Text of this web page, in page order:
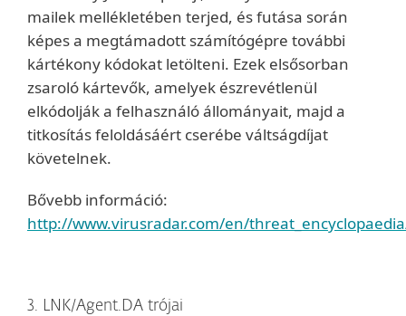
mailek mellékletében terjed, és futása során
képes a megtámadott számítógépre további
kártékony kódokat letölteni. Ezek elsősorban
zsaroló kártevők, amelyek észrevétlenül
elkódolják a felhasználó állományait, majd a
titkosítás feloldásáért cserébe váltságdíjat
követelnek.
Bővebb információ:
http://www.virusradar.com/en/
3. LNK/Agent.DA trójai